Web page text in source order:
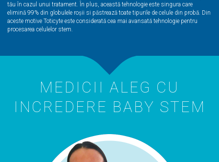
tău în cazul unui tratament. În plus, această tehnologie este singura care
elimină 99% din globulele roșii si păstrează toate tipurile de celule din probă. Din
aceste motive Toticyte este considerată cea mai avansată tehnologie pentru
procesarea celulelor stem.
MEDICII ALEG CU
INCREDERE BABY STEM